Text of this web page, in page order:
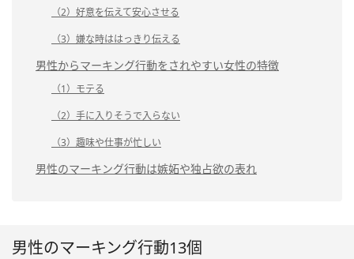
（2）好意を伝えて安心させる
（3）嫌な時ははっきり伝える
男性からマーキング行動をされやすい女性の特徴
（1）モテる
（2）手に入りそうで入らない
（3）趣味や仕事が忙しい
男性のマーキング行動は嫉妬や独占欲の表れ
男性のマーキング行動13個